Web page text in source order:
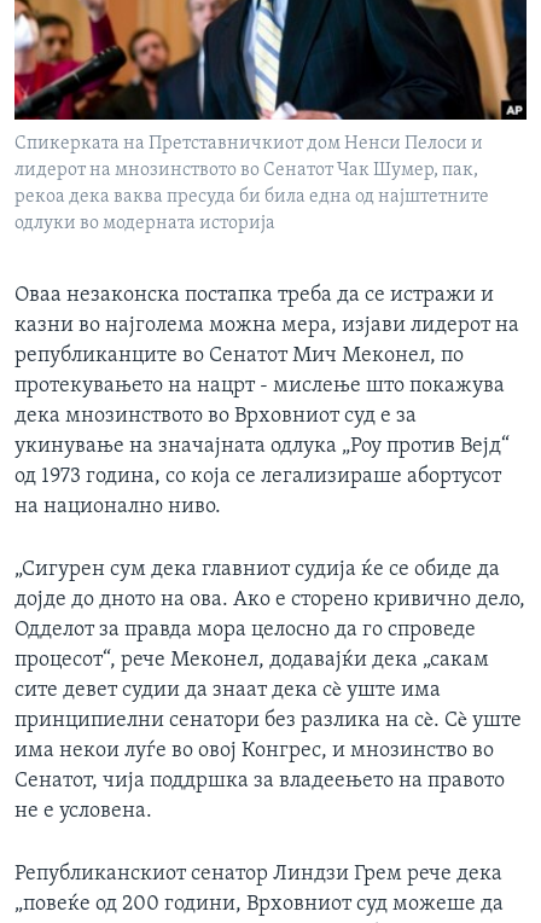
ИНТЕРВЈУА
Јазици
Спикерката на Претставничкиот дом Ненси Пелоси и
лидерот на мнозинството во Сенатот Чак Шумер, пак,
рекоа дека ваква пресуда би била една од најштетните
одлуки во модерната историја
Оваа незаконска постапка треба да се истражи и
казни во најголема можна мера, изјави лидерот на
републиканците во Сенатот Мич Меконел, по
протекувањето на нацрт - мислење што покажува
дека мнозинството во Врховниот суд е за
укинување на значајната одлука „Роу против Вејд“
од 1973 година, со која се легализираше абортусот
на национално ниво.
„Сигурен сум дека главниот судија ќе се обиде да
дојде до дното на ова. Ако е сторено кривично дело,
Одделот за правда мора целосно да го спроведе
процесот“, рече Меконел, додавајќи дека „сакам
сите девет судии да знаат дека сè уште има
принципиелни сенатори без разлика на сè. Сè уште
има некои луѓе во овој Конгрес, и мнозинство во
Сенатот, чија поддршка за владеењето на правото
не е условена.
Републиканскиот сенатор Линдзи Грем рече дека
„повеќе од 200 години, Врховниот суд можеше да